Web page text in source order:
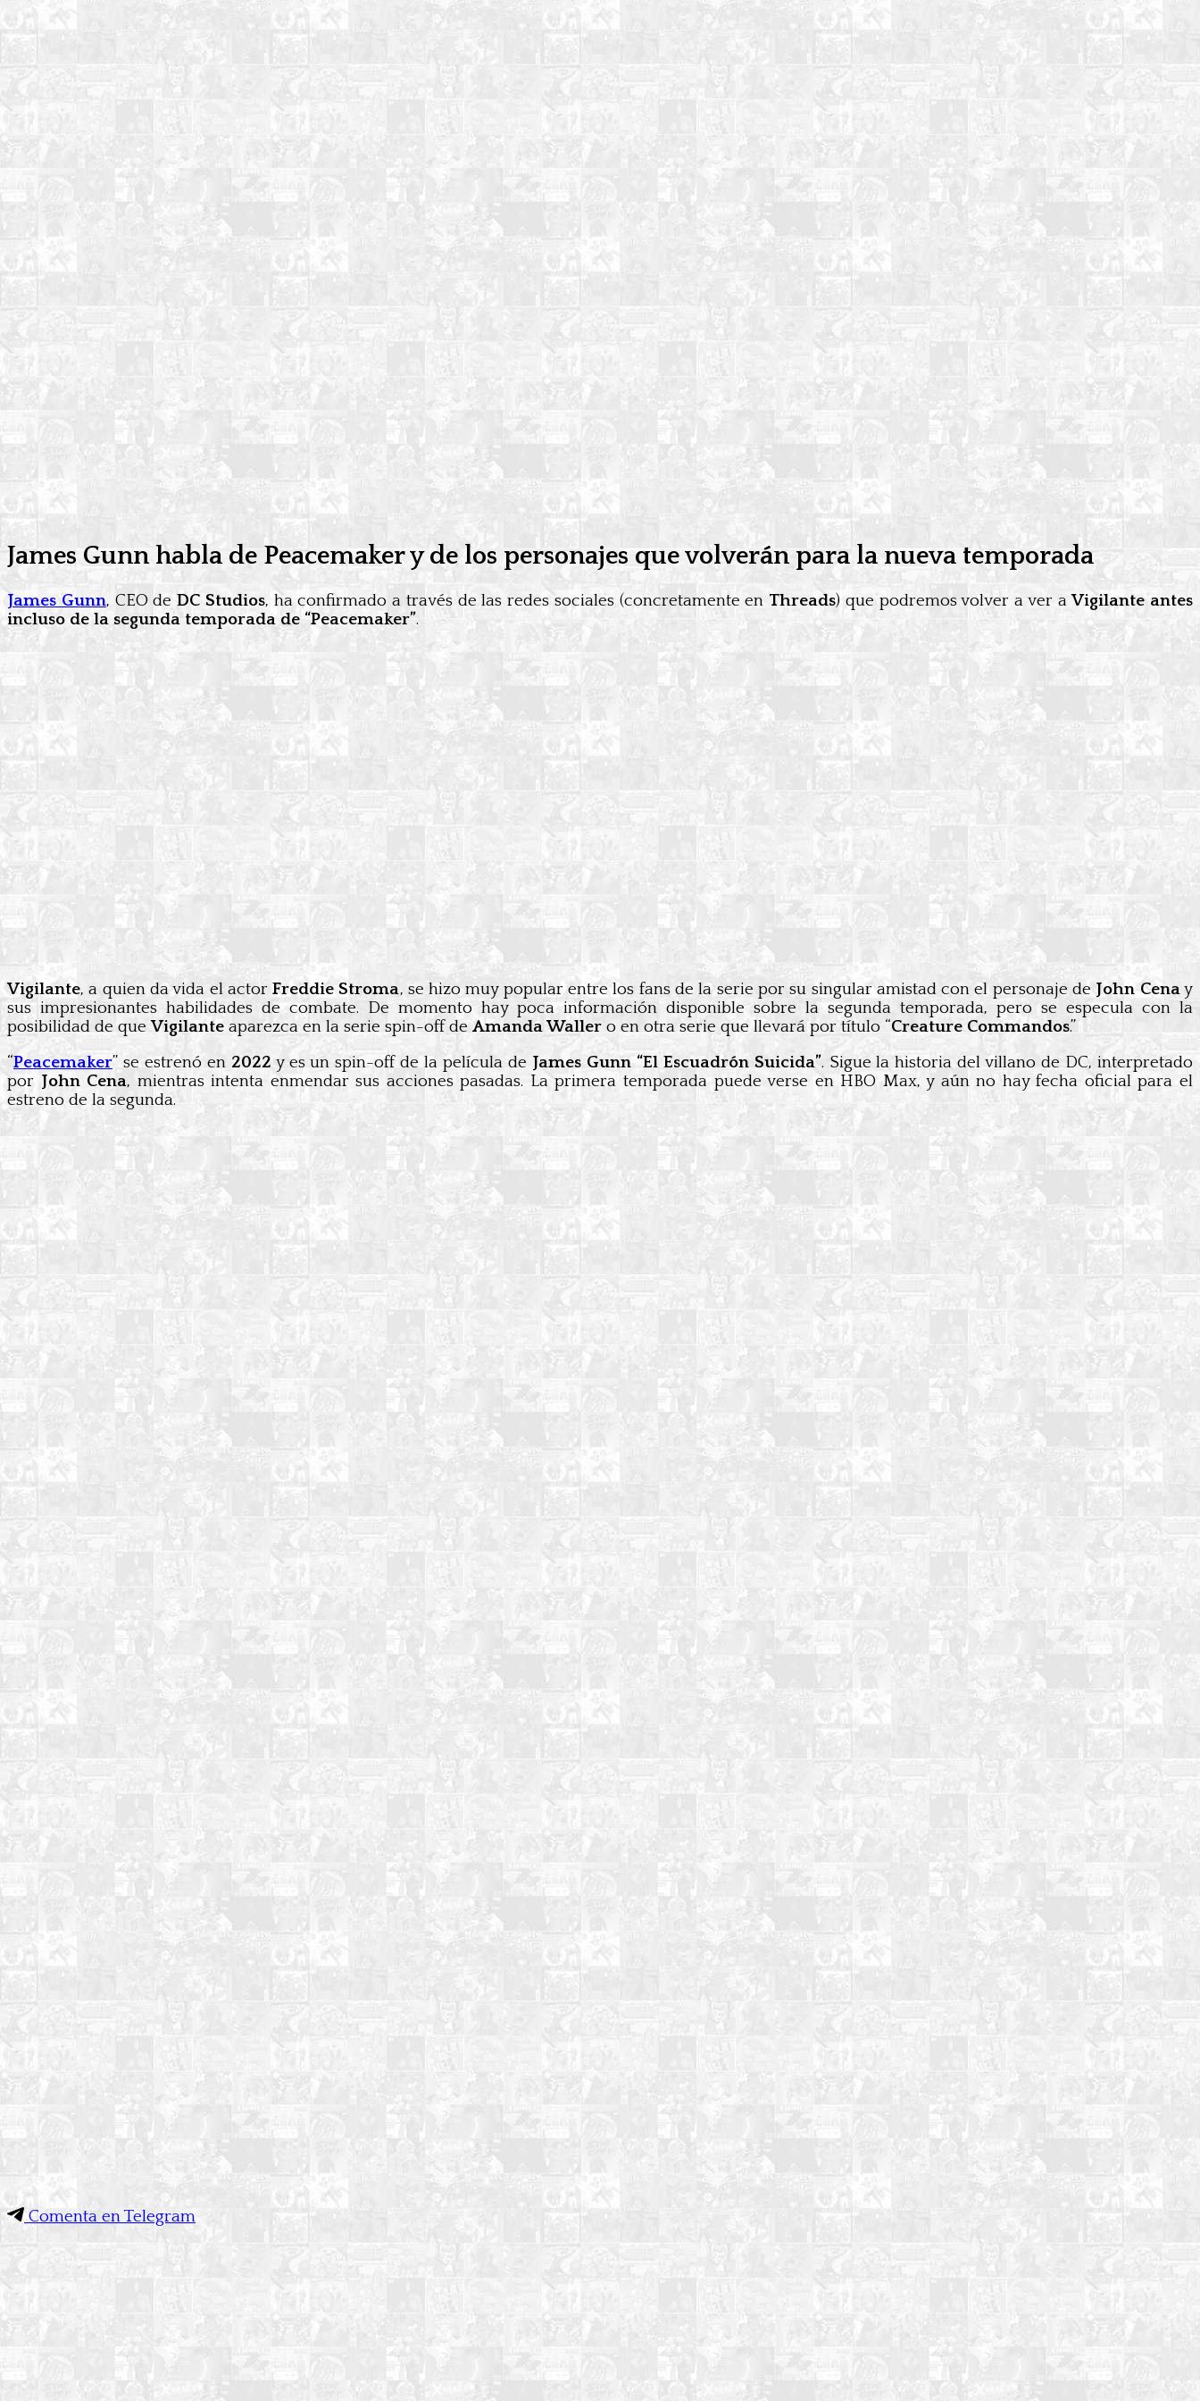
James Gunn habla de Peacemaker y de los personajes que volverán para la nueva temporada
James Gunn, CEO de DC Studios, ha confirmado a través de las redes sociales (concretamente en Threads) que podremos volver a ver aVigilante antes
incluso de la segunda temporada de “Peacemaker”.
Vigilante, a quien da vida el actorFreddie Stroma, se hizo muy popular entre los fans de la serie por su singular amistad con el personaje de John Cenay
sus impresionantes habilidades de combate. De momento hay poca información disponible sobre la segunda temporada, pero se especula con la
posibilidad de queVigilante aparezca en la serie spin-off deAmanda Waller o en otra serie que llevará por título “Creature Commandos.”
“Peacemaker” se estrenó en 2022 y es un spin-off de la película de James Gunn “El Escuadrón Suicida”. Sigue la historia del villano de DC, interpretado
por John Cena, mientras intenta enmendar sus acciones pasadas. La primera temporada puede verse en HBO Max, y aún no hay fecha oficial para el
estreno de la segunda.
Comenta en Telegram